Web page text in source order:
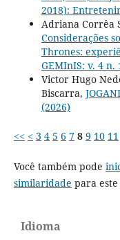
2018):
Adriana Corrêa
Considerações
Thrones:
GEMInIS: v. 4 n.
Victor Hugo
Biscarra,
(2026)
<< < 3 4 5 6 7 8 9 10 11
Você também pode
similaridade para
Idioma